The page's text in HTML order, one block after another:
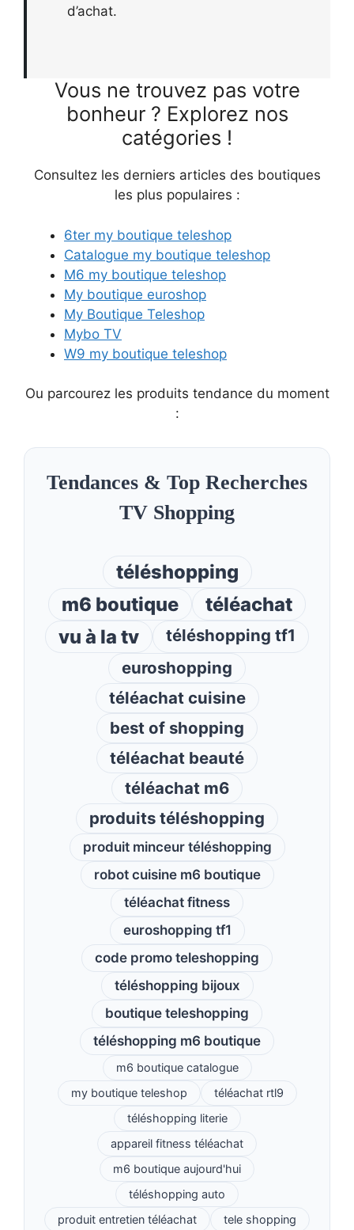
d’achat.
Vous ne trouvez pas votre
bonheur ? Explorez nos
catégories !
Consultez les derniers articles des boutiques
les plus populaires :
6ter my boutique teleshop
Catalogue my boutique teleshop
M6 my boutique teleshop
My boutique euroshop
My Boutique Teleshop
Mybo TV
W9 my boutique teleshop
Ou parcourez les produits tendance du moment
:
Tendances & Top Recherches
TV Shopping
téléshopping
m6 boutique
téléachat
vu à la tv
téléshopping tf1
euroshopping
téléachat cuisine
best of shopping
téléachat beauté
téléachat m6
produits téléshopping
produit minceur téléshopping
robot cuisine m6 boutique
téléachat fitness
euroshopping tf1
code promo teleshopping
téléshopping bijoux
boutique teleshopping
téléshopping m6 boutique
m6 boutique catalogue
my boutique teleshop
téléachat rtl9
téléshopping literie
appareil fitness téléachat
m6 boutique aujourd'hui
téléshopping auto
produit entretien téléachat
tele shopping